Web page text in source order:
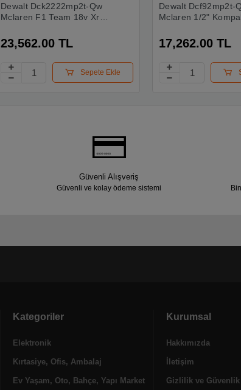
Dewalt Dck2222mp2t-Qw
Mclaren F1 Team 18v Xr
Darbeli Matkap Ve Vidalama
Seti
23,562.00 TL
Sepete Ekle
Dewalt Dcf92mp2t-
Mclaren 1/2"
Set
17,262.00 TL
Güvenli Alışveriş
Güvenli ve kolay ödeme sistemi
Kategoriler
Elektronik
Kırtasiye, Ofis, Ambalaj
Ev Yaşam, Oto, Bahçe, Yapı Market
Kurumsal
Hakkımızda
İletişim
Gizlilik ve Güvenlik